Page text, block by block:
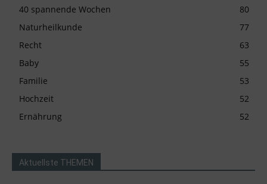
40 spannende Wochen
80
Naturheilkunde
77
Recht
63
Baby
55
Familie
53
Hochzeit
52
Ernährung
52
Aktuellste THEMEN